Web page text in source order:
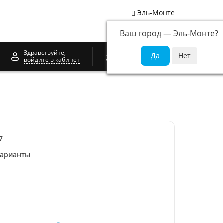
Эль-Монте
Ваш город —Эль-Монте?
Здравствуйте,
войдите в кабинет
0